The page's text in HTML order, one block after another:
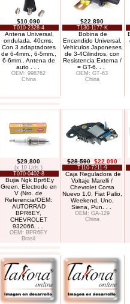
$10.090
T010-2328-4
Antena Universal,
ondulada, 40cms.
Con 3 adaptadores
de 6-4mm., 6-5mm.,
6-6mm.. Antena de
auto
OEM: 998762
China
$22.890
T130-1177-K
Bobina de
Encendido Universal,
Vehiculos Japoneses
de 3-4Cilindros, con
Resistencia Externa /
= GT-6
OEM: GT-63
China
$29.800
(x 10 Uds.)
T070-0402-8
Bujia Ngk Bpr6Ey
Green, Electrodo en
V (Nro. de
Referencia/OEM:
AUTORRAD
BPR6EY,
CHEVROLET
932066
OEM: BPR6EY
Brasil
$28.590 $22.090
T110-7211-9
Caja Reguladora de
Voltaje Marelli /
Chevrolet Corsa
Nuevo 1.0, Fiat Palio,
Weekend, Uno,
Siena, Pun
OEM: GA-129
China